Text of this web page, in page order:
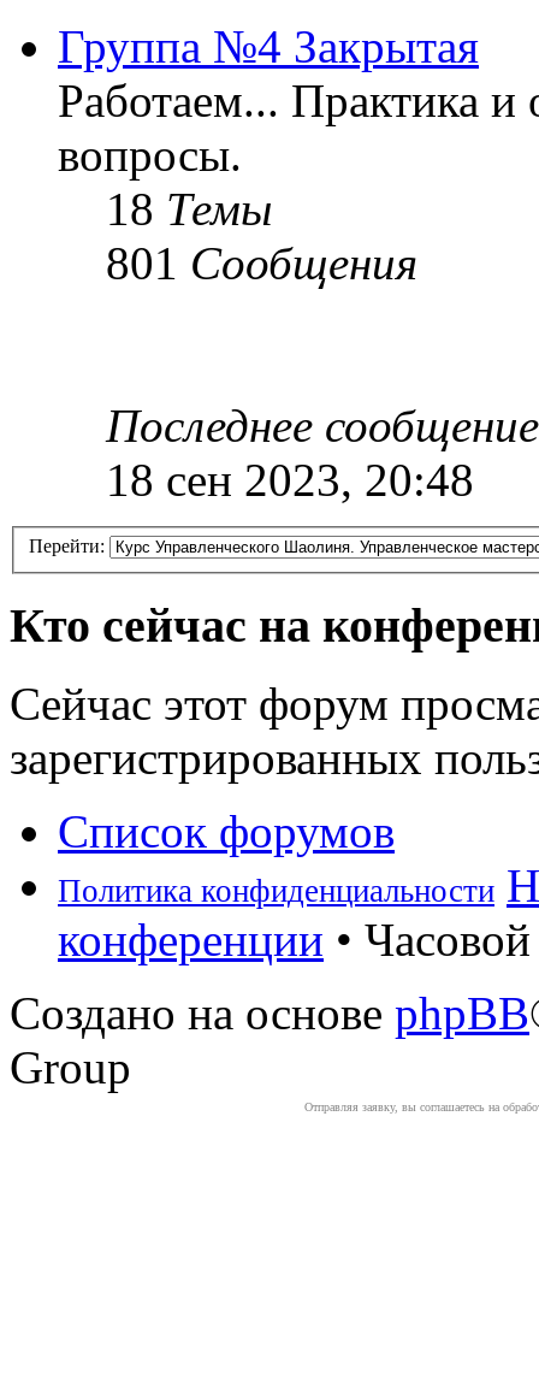
Группа №4 Закрытая
Работаем... Практика и
вопросы.
18 Темы
801 Сообщения
Последнее сообщение
18 сен 2023, 20:48
Перейти:
Кто сейчас на
Сейчас этот форум
зарегистрированных
Список форумов
Политика конфиденциальности
конференции •
Создано на основе phpBB
Group
Отправляя заявку, вы соглашаетесь на